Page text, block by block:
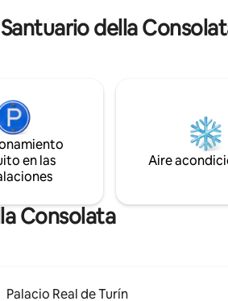
ciudad
o
a 30
rodea, una mezcla perfecta
histórico y diseño
ciudad o para reuniones de
este apartamento es la base
para tu estancia.
della
en las
Aire
Consolata
Palacio Real de Turín